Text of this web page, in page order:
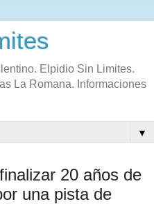
Elpidio Sin Limites.
La Romana. Informaciones
▼
20 años de
una pista de